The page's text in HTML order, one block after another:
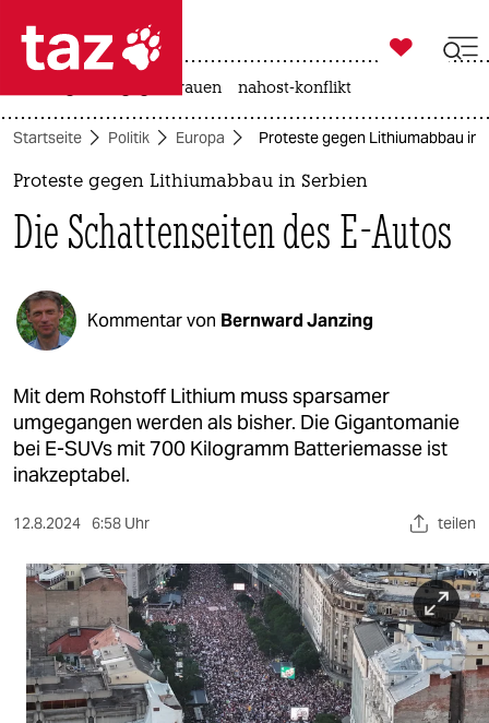
 taz zahl ich
taz zahl ich
themen
politik
öko
gesellschaft
kultur
sport
wahrheit
verlag
verlag

taz zahl ich
gewalt gegen frauen nahost-konflikt
Startseite Politik Europa Proteste gegen Lithiumabbau in
Proteste gegen Lithiumabbau in Serbien
Die Schattenseiten des E-Autos
Kommentar von Bernward Janzing
Mit dem Rohstoff Lithium muss sparsamer
umgegangen werden als bisher. Die Gigantomanie
bei E-SUVs mit 700 Kilogramm Batteriemasse ist
inakzeptabel.
12.8.2024 6:58 Uhr teilen